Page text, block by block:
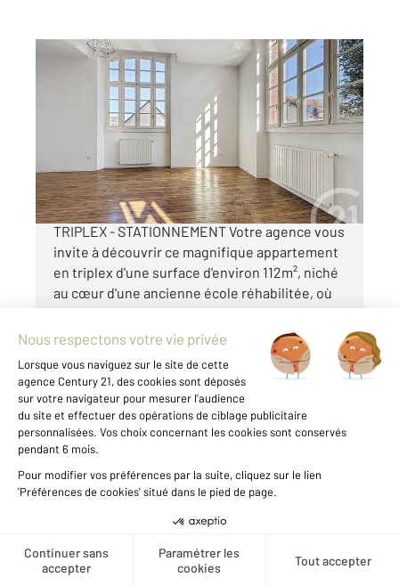
Créer une alerte
CHARTRES 28
103,89 m , 4 pièces
Ref : 6255
Appartement Triplex à vendre
239 500 €
EXCLUSIVITE - CHARTRES BASSE VILLE -
TRIPLEX - STATIONNEMENT Votre agence vous
invite à découvrir ce magnifique appartement
en triplex d'une surface d'environ 112m², niché
au cœur d'une ancienne école réhabilitée, où
le charme de l'ancien rencontre le confort ...
Voir le détail du bien